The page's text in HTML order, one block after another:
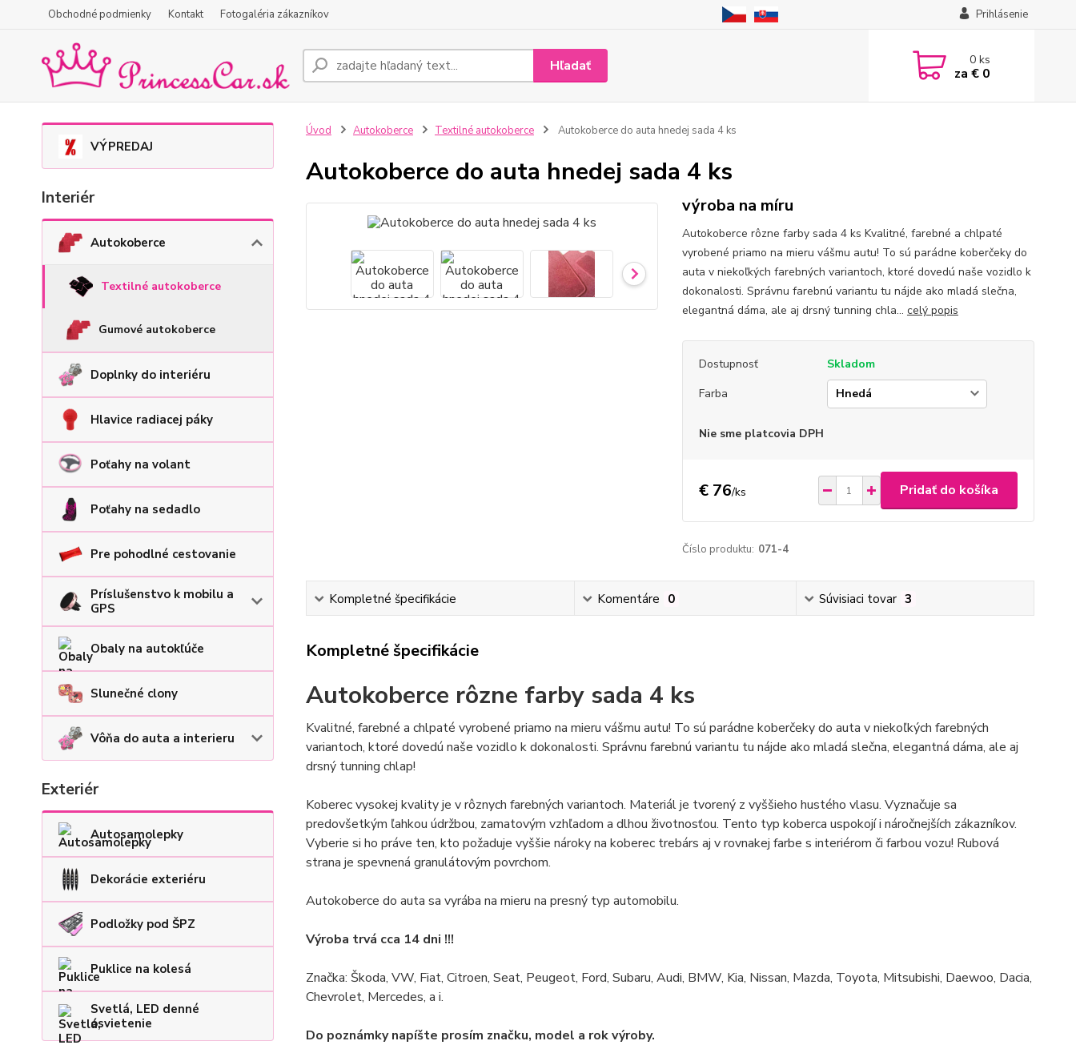
Obchodné podmienky Kontakt Fotogaléria zákazníkov Prihlásenie
Hľadať 0ks
za € 0
VÝPREDAJ
Interiér
Autokoberce
Textilné autokoberce
Gumové autokoberce
Doplnky do interiéru
Hlavice radiacej páky
Poťahy na volant
Poťahy na sedadlo
Pre pohodlné cestovanie
Príslušenstvo k mobilu a
GPS
Obaly na autokľúče
Slunečné clony
Vôňa do auta a interieru
Exteriér
Autosamolepky
Dekorácie exteriéru
Podložky pod ŠPZ
Puklice na kolesá
Svetlá, LED denné
osvietenie
Úvod Autokoberce Textilné autokoberce Autokoberce do auta hnedej sada 4 ks
Autokoberce do auta hnedej sada 4 ks
výroba na míru
Autokoberce rôzne farby sada 4 ks Kvalitné, farebné a chlpaté
vyrobené priamo na mieru vášmu autu! To sú parádne koberčeky do
auta v niekoľkých farebných variantoch, ktoré dovedú naše vozidlo k
dokonalosti. Správnu farebnú variantu tu nájde ako mladá slečna,
elegantná dáma, ale aj drsný tunning chla... celý popis
Dostupnosť
Skladom
Farba
Nie sme platcovia DPH
€ 76/ks Pridať do košíka
Číslo produktu: 071-4
Kompletné špecifikácie Komentáre 0 Súvisiaci tovar 3
Kompletné špecifikácie
Autokoberce rôzne farby sada 4 ks
Kvalitné, farebné a chlpaté vyrobené priamo na mieru vášmu autu! To sú parádne koberčeky do auta v niekoľkých farebných
variantoch, ktoré dovedú naše vozidlo k dokonalosti. Správnu farebnú variantu tu nájde ako mladá slečna, elegantná dáma, ale aj
drsný tunning chlap!
Koberec vysokej kvality je v rôznych farebných variantoch. Materiál je tvorený z vyššieho hustého vlasu. Vyznačuje sa
predovšetkým ľahkou údržbou, zamatovým vzhľadom a dlhou životnosťou. Tento typ koberca uspokojí i náročnejších zákazníkov.
Vyberie si ho práve ten, kto požaduje vyššie nároky na koberec trebárs aj v rovnakej farbe s interiérom či farbou vozu! Rubová
strana je spevnená granulátovým povrchom.
Autokoberce do auta sa vyrába na mieru na presný typ automobilu.
Výroba trvá cca 14 dni !!!
Značka: Škoda, VW, Fiat, Citroen, Seat, Peugeot, Ford, Subaru, Audi, BMW, Kia, Nissan, Mazda, Toyota, Mitsubishi, Daewoo, Dacia,
Chevrolet, Mercedes, a i.
Do poznámky napíšte prosím značku, model a rok výroby.